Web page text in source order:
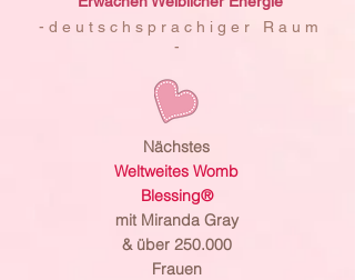
- d e u t s c h s p r a c h i g e r R a u m
-
Nächstes
Weltweites Womb
Blessing®
mit Miranda Gray
& über 250.000
Frauen